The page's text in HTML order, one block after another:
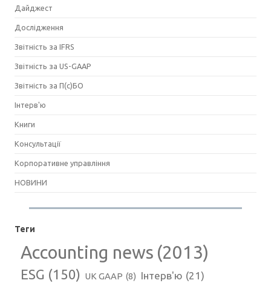
Дайджест
Дослідження
Звітність за IFRS
Звітність за US-GAAP
Звітність за П(с)БО
Інтерв'ю
Книги
Консультації
Корпоративне управління
НОВИНИ
Теги
Accounting news (2013)
ESG (150) UK GAAP (8) Інтерв'ю (21)